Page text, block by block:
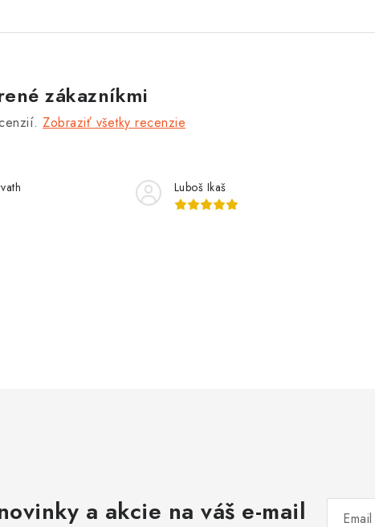
zákazníkmi
Zobraziť všetky recenzie
Luboš Ikaš
a akcie na váš e-mail Email